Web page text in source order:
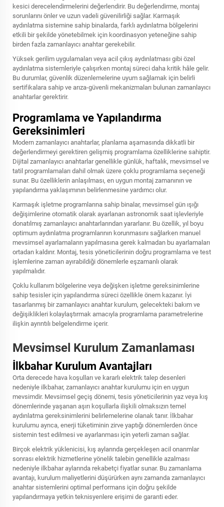
kesici derecelendirmelerini değerlendirir. Bu değerlendirme, montaj
sorunlarını önler ve uzun vadeli güvenilirliği sağlar. Karmaşık
aydınlatma sistemine sahip binalarda, farklı aydınlatma bölgelerini
etkili bir şekilde yönetebilmek için koordinasyon yeteneğine sahip
birden fazla zamanlayıcı anahtar gerekebilir.
Yüksek gerilim uygulamaları veya acil çıkış aydınlatması gibi özel
aydınlatma sistemleriyle çalışırken montaj süreci daha kritik hâle gelir.
Bu durumlar, güvenlik düzenlemelerine uyum sağlamak için belirli
sertifikalara sahip ve arıza-güvenli mekanizmaları bulunan zamanlayıcı
anahtarlar gerektirir.
Programlama ve Yapılandırma
Gereksinimleri
Modern zamanlayıcı anahtarlar, planlama aşamasında dikkatli bir
değerlendirmeyi gerektiren gelişmiş programlama özelliklerine sahiptir.
Dijital zamanlayıcı anahtarlar genellikle günlük, haftalık, mevsimsel ve
tatil programlamaları dahil olmak üzere çoklu programlama seçeneği
sunar. Bu özelliklerin anlaşılması, en uygun montaj zamanının ve
yapılandırma yaklaşımının belirlenmesine yardımcı olur.
Karmaşık işletme programlarına sahip binalar, mevsimsel gün ışığı
değişimlerine otomatik olarak ayarlanan astronomik saat işlevleriyle
donatılmış zamanlayıcı anahtarlarından yararlanır. Bu özellik, yıl boyu
optimum aydınlatma programlarının korunmasını sağlarken manuel
mevsimsel ayarlamaların yapılmasına gerek kalmadan bu ayarlamaları
ortadan kaldırır. Montaj, tesis yöneticilerinin doğru programlama ve test
işlemlerine zaman ayırabildiği dönemlerle eşzamanlı olarak
yapılmalıdır.
Çoklu kullanım bölgelerine veya değişken işletme gereksinimlerine
sahip tesisler için yapılandırma süreci özellikle önem kazanır. İyi
tasarlanmış birzamanlayıcı anahtar kurulum, gelecekteki bakım ve
değişiklikleri kolaylaştırmak amacıyla programlama parametrelerine
ilişkin ayrıntılı belgelendirme içerir.
Mevsimsel Kurulum Zamanlaması
İlkbahar Kurulum Avantajları
Orta derecede hava koşulları ve kararlı elektrik talep desenleri
nedeniyle ilkbahar, zamanlayıcı anahtar kurulumu için en uygun
mevsimdir. Mevsimsel geçiş dönemi, tesis yöneticilerinin yaz veya kış
dönemlerinde yaşanan aşırı koşullarla ilişkili olmaksızın temel
aydınlatma gereksinimlerini belirlemelerine olanak tanır. İlkbahar
kurulumu ayrıca, enerji tüketiminin zirve yaptığı dönemlerden önce
sistemin test edilmesi ve ayarlanması için yeterli zaman sağlar.
Birçok elektrik yüklenicisi, kış aylarında gerçekleşen acil onarımlar
sonrası elektrik hizmetlerine yönelik talebin genellikle azalması
nedeniyle ilkbahar aylarında rekabetçi fiyatlar sunar. Bu zamanlama
avantajı, kurulum maliyetlerini düşürürken aynı zamanda zamanlayıcı
anahtar sistemlerini optimal performans için doğru şekilde
yapılandırmaya yetkin teknisyenlere erişimi de garanti eder.